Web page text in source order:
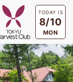
TODAY IS
8/10
MON